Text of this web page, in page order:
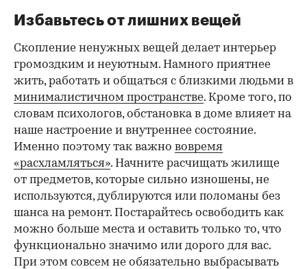
Избавьтесь от лишних вещей
Скопление ненужных вещей делает интерьер
громоздким и неуютным. Намного приятнее
жить, работать и общаться с близкими людьми в
минималистичном пространстве. Кроме того, по
словам психологов, обстановка в доме влияет на
наше настроение и внутреннее состояние.
Именно поэтому так важно вовремя
«расхламляться». Начните расчищать жилище
от предметов, которые сильно изношены, не
используются, дублируются или поломаны без
шанса на ремонт. Постарайтесь освободить как
можно больше места и оставить только то, что
функционально значимо или дорого для вас.
При этом совсем не обязательно выбрасывать